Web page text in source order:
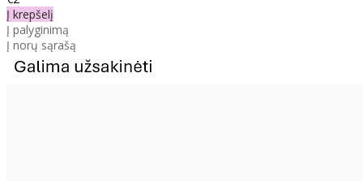
Į krepšelį
Į palyginimą
Į norų sąrašą